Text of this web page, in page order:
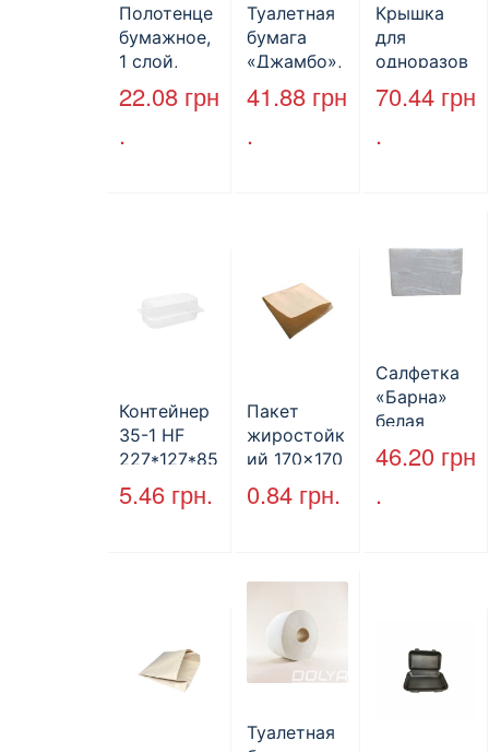
Полотенце
бумажное,
1 слой,
макулатура
, VV тип
22.08 грн
.
Туалетная
бумага
«Джамбо»,
B2B
Service,
41.88 грн
.
Крышка
для
одноразов
ой
бутылки,
70.44 грн
.
Контейнер
35-1 HF
227*127*85
мм
(1700мл)
5.46 грн.
Пакет
жиростойк
ий 170×170
мм, уголок,
коричневы
0.84 грн.
Салфетка
«Барна»
белая
PAPERO
500 шт (6/
46.20 грн
.
Туалетная